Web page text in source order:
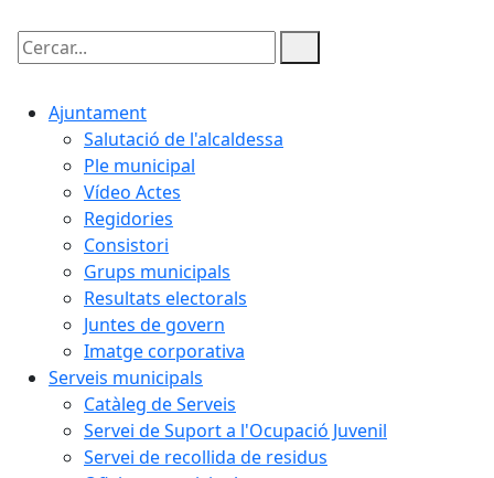
Cercar:
Ajuntament
Salutació de l'alcaldessa
Ple municipal
Vídeo Actes
Regidories
Consistori
Grups municipals
Resultats electorals
Juntes de govern
Imatge corporativa
Serveis municipals
Catàleg de Serveis
Servei de Suport a l'Ocupació Juvenil
Servei de recollida de residus